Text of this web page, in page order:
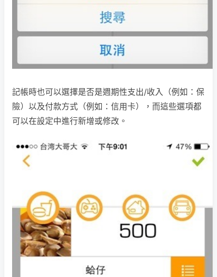
記帳時也可以選擇是否是週期性支出/收入（例如：保
險）以及付款方式（例如：信用卡），而這些選項都
可以在設定中進行新增或修改。